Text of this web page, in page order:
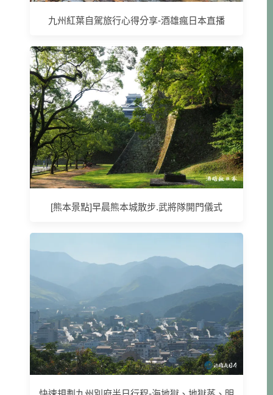
九州紅葉自駕旅行心得分享-酒雄瘋日本直播
[熊本景點]早晨熊本城散步.武將隊開門儀式